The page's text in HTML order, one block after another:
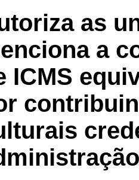
as
a
ICMS